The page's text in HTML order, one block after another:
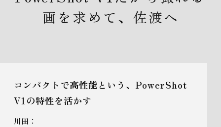
画を求めて、佐渡へ
コンパクトで高性能という、PowerShot
V1の特性を活かす
川田：